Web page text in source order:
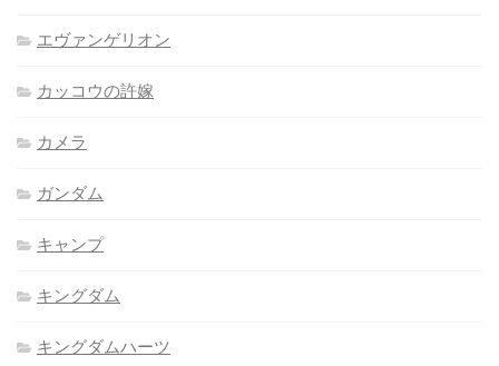
エヴァンゲリオン
カッコウの許嫁
カメラ
ガンダム
キャンプ
キングダム
キングダムハーツ